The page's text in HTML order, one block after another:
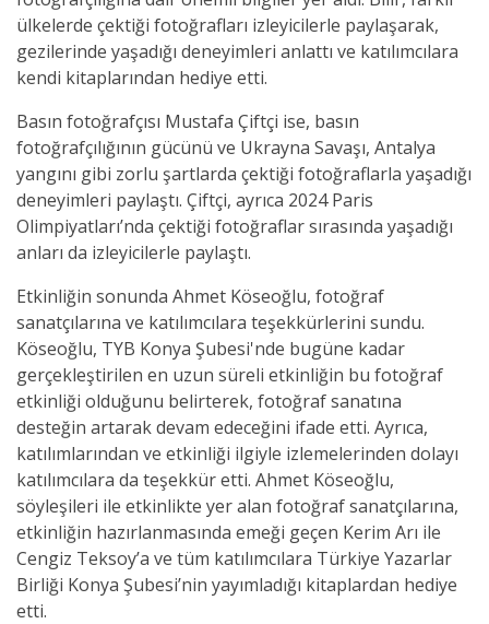
ülkelerde çektiği fotoğrafları izleyicilerle paylaşarak,
gezilerinde yaşadığı deneyimleri anlattı ve katılımcılara
kendi kitaplarından hediye etti.
Basın fotoğrafçısı Mustafa Çiftçi ise, basın
fotoğrafçılığının gücünü ve Ukrayna Savaşı, Antalya
yangını gibi zorlu şartlarda çektiği fotoğraflarla yaşadığı
deneyimleri paylaştı. Çiftçi, ayrıca 2024 Paris
Olimpiyatları’nda çektiği fotoğraflar sırasında yaşadığı
anları da izleyicilerle paylaştı.
Etkinliğin sonunda Ahmet Köseoğlu, fotoğraf
sanatçılarına ve katılımcılara teşekkürlerini sundu.
Köseoğlu, TYB Konya Şubesi'nde bugüne kadar
gerçekleştirilen en uzun süreli etkinliğin bu fotoğraf
etkinliği olduğunu belirterek, fotoğraf sanatına
desteğin artarak devam edeceğini ifade etti. Ayrıca,
katılımlarından ve etkinliği ilgiyle izlemelerinden dolayı
katılımcılara da teşekkür etti. Ahmet Köseoğlu,
söyleşileri ile etkinlikte yer alan fotoğraf sanatçılarına,
etkinliğin hazırlanmasında emeği geçen Kerim Arı ile
Cengiz Teksoy’a ve tüm katılımcılara Türkiye Yazarlar
Birliği Konya Şubesi’nin yayımladığı kitaplardan hediye
etti.